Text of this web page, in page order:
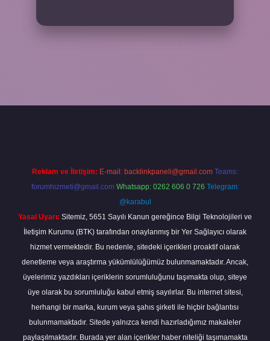
Reklam ve İletişim: E-mail: backlinkpaneli@gmail.com Teams:
forumhizmeti@gmail.com Whatsapp: 0262 606 0 726 Telegram:
@karabul
Yasal Uyarı: Sitemiz, 5651 Sayılı Kanun gereğince Bilgi Teknolojileri ve
İletişim Kurumu (BTK) tarafından onaylanmış bir Yer Sağlayıcı olarak
hizmet vermektedir. Bu nedenle, sitedeki içerikleri proaktif olarak
denetleme veya araştırma yükümlülüğümüz bulunmamaktadır. Ancak,
üyelerimiz yazdıkları içeriklerin sorumluluğunu taşımakta olup, siteye
üye olarak bu sorumluluğu kabul etmiş sayılırlar. Bu internet sitesi,
herhangi bir marka, kurum veya şahıs şirketi ile hiçbir bağlantısı
bulunmamaktadır. Sitede yalnızca kendi hazırladığımız makaleler
paylaşılmaktadır. Burada yer alan içerikler haber niteliği taşımamakta